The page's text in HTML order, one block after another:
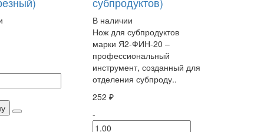
В наличии
Нож для субпродуктов
марки Я2-ФИН-20 –
профессиональный
инструмент, созданный для
отделения субпроду..
252 ₽
-